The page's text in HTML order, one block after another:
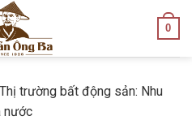
0
Thị trường bất động sản: Nhu
nước